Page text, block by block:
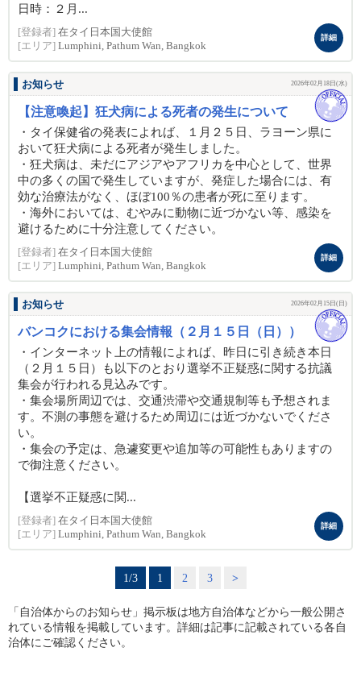
日時：２月...
[登録者] 在タイ日本国大使館
[エリア] Lumphini, Pathum Wan, Bangkok
詳細
お知らせ 2026年02月18日(水)
【注意喚起】狂犬病による死者の発生について
・タイ保健省の発表によれば、１月２５日、ラヨーン県に
おいて狂犬病による死者が発生しました。
・狂犬病は、未だにアジアやアフリカを中心として、世界
中の多くの国で発生していますが、発症した場合には、有
効な治療法がなく、ほぼ100％の患者が死に至ります。
・海外においては、むやみに動物に近づかない等、感染を
避けるために十分注意してください。
[登録者] 在タイ日本国大使館
[エリア] Lumphini, Pathum Wan, Bangkok
詳細
お知らせ 2026年02月15日(日)
バンコクにおける集会情報（２月１５日（日））
・インターネット上の情報によれば、昨日に引き続き本日
（２月１５日）も以下のとおり選挙不正疑惑に関する抗議
集会が行われる見込みです。
・集会場所周辺では、交通渋滞や交通規制等も予想されま
す。不測の事態を避けるため周辺には近づかないでくださ
い。
・集会の予定は、急遽変更や追加等の可能性もありますの
で御注意ください。
【選挙不正疑惑に関...
[登録者] 在タイ日本国大使館
[エリア] Lumphini, Pathum Wan, Bangkok
詳細
1/3 1 2 3 >
「自治体からのお知らせ」掲示板は地方自治体などから一般公開さ
れている情報を掲載しています。詳細は記事に記載されている各自
治体にご確認ください。